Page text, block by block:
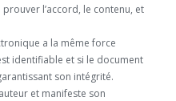
l’accord, le contenu, et
a la même force
identifiable et si le document
son intégrité.
et manifeste son